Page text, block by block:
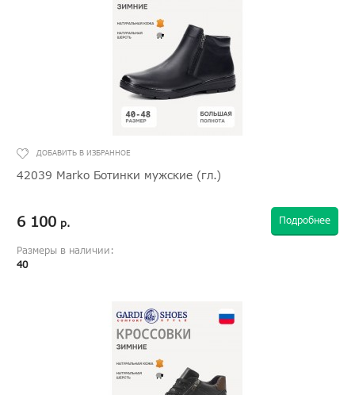
42039 Marko Ботинки мужские (гл.)
6 100 р. Подробнее
Размеры в наличии:
40